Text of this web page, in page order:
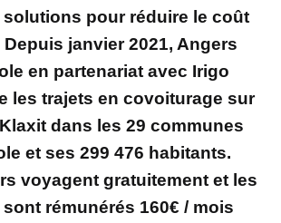
solutions pour réduire le coût
janvier 2021, Angers
en partenariat avec Irigo
les trajets en covoiturage sur
dans les 29 communes
et ses 299 476 habitants.
voyagent gratuitement et les
rémunérés 160€ / mois